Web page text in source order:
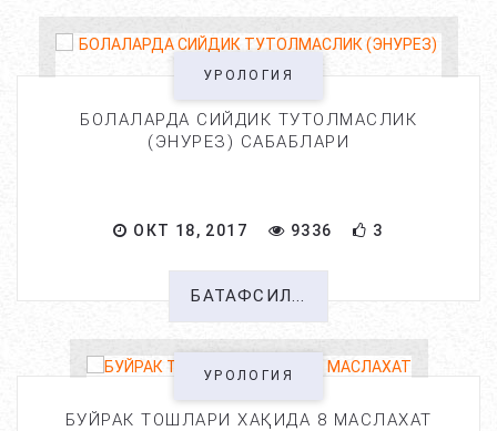
УРОЛОГИЯ
БОЛАЛАРДА СИЙДИК ТУТОЛМАСЛИК
(ЭНУРЕЗ) САБАБЛАРИ
ОКТ 18, 2017 9336 3
БАТАФСИЛ...
УРОЛОГИЯ
БУЙРАК ТОШЛАРИ ХАҚИДА 8 МАСЛАХАТ